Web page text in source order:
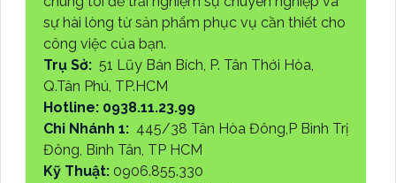
sự hài lòng từ sản phẩm phục vụ cần thiết cho
công việc của bạn.
Trụ Sở: 51 Lũy Bán Bích, P. Tân Thới Hòa,
Q.Tân Phú, TP.HCM
Hotline: 0938.11.23.99
Chi Nhánh 1: 445/38 Tân Hòa Đông,P Bình Trị
Đông, Bình Tân, TP HCM
Kỹ Thuật: 0906.855.330